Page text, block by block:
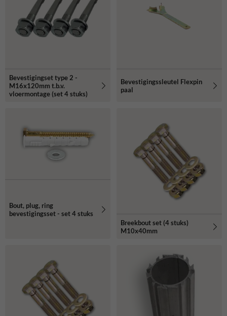
Bevestigingset type 2 -
M16x120mm t.b.v.
vloermontage (set 4 stuks)
Bevestigingssleutel Flexpin
paal
Bout, plug, ring
bevestigingsset - set 4 stuks
Breekbout set (4 stuks)
M10x40mm